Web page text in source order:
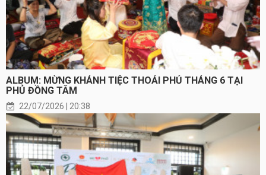
ALBUM: MỪNG KHÁNH TIỆC THOẢI PHỦ THÁNG 6 TẠI
PHỦ ĐỒNG TÂM
22/07/2026 | 20:38